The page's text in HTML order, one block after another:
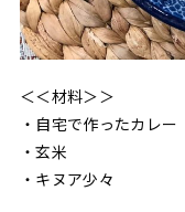
＜＜材料＞＞
・自宅で作ったカレー
・玄米
・キヌア少々